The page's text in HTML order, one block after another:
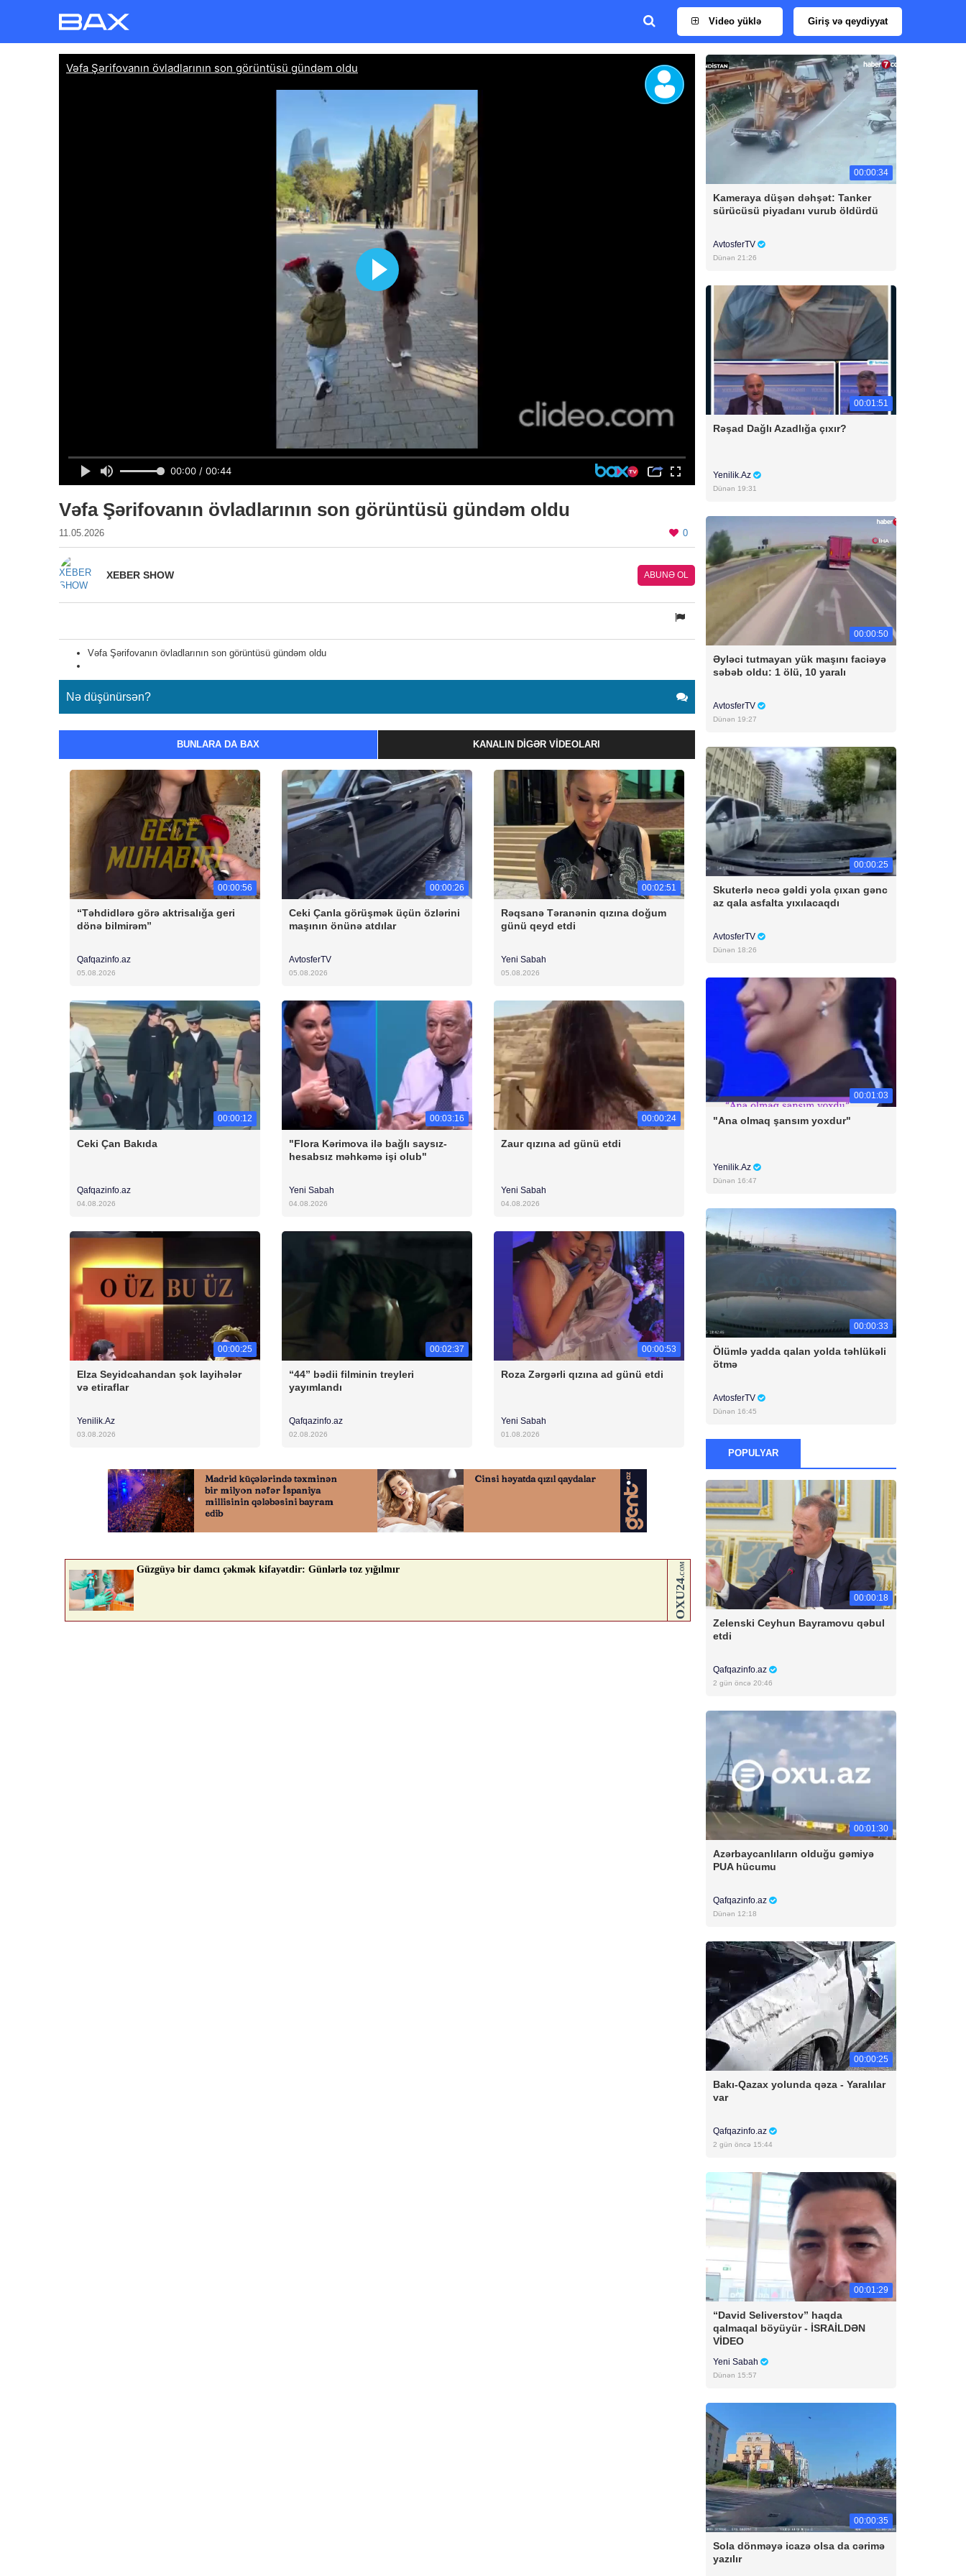
Video yüklə Giriş və qeydiyyat
Vəfa Şərifovanın övladlarının son görüntüsü gündəm oldu
11.05.2026 0
XEBER SHOW ABUNƏ OL
Vəfa Şərifovanın övladlarının son görüntüsü gündəm oldu
Nə düşünürsən?
BUNLARA DA BAX KANALIN DIGƏR VIDEOLARI
00:00:56
“Təhdidlərə görə aktrisalığa geri
dönə bilmirəm”
Qafqazinfo.az
05.08.2026
00:00:26
Ceki Çanla görüşmək üçün özlərini
maşının önünə atdılar
AvtosferTV
05.08.2026
00:02:51
Rəqsanə Təranənin qızına doğum
günü qeyd etdi
Yeni Sabah
05.08.2026
00:00:12
Ceki Çan Bakıda
Qafqazinfo.az
04.08.2026
00:03:16
"Flora Kərimova ilə bağlı saysız-
hesabsız məhkəmə işi olub"
Yeni Sabah
04.08.2026
00:00:24
Zaur qızına ad günü etdi
Yeni Sabah
04.08.2026
00:00:25
Elza Seyidcahandan şok layihələr
və etiraflar
Yenilik.Az
03.08.2026
00:02:37
“44” bədii filminin treyleri
yayımlandı
Qafqazinfo.az
02.08.2026
00:00:53
Roza Zərgərli qızına ad günü etdi
Yeni Sabah
01.08.2026
00:00:34
Kameraya düşən dəhşət: Tanker
sürücüsü piyadanı vurub öldürdü
AvtosferTV
Dünən 21:26
00:01:51
Rəşad Dağlı Azadlığa çıxır?
Yenilik.Az
Dünən 19:31
00:00:50
Əyləci tutmayan yük maşını faciəyə
səbəb oldu: 1 ölü, 10 yaralı
AvtosferTV
Dünən 19:27
00:00:25
Skuterlə necə gəldi yola çıxan gənc
az qala asfalta yıxılacaqdı
AvtosferTV
Dünən 18:26
00:01:03
"Ana olmaq şansım yoxdur"
Yenilik.Az
Dünən 16:47
00:00:33
Ölümlə yadda qalan yolda təhlükəli
ötmə
AvtosferTV
Dünən 16:45
POPULYAR
00:00:18
Zelenski Ceyhun Bayramovu qəbul
etdi
Qafqazinfo.az
2 gün öncə 20:46
00:01:30
Azərbaycanlıların olduğu gəmiyə
PUA hücumu
Qafqazinfo.az
Dünən 12:18
00:00:25
Bakı-Qazax yolunda qəza - Yaralılar
var
Qafqazinfo.az
2 gün öncə 15:44
00:01:29
“David Seliverstov” haqda
qalmaqal böyüyür - İSRAİLDƏN
VİDEO
Yeni Sabah
Dünən 15:57
00:00:35
Sola dönməyə icazə olsa da cərimə
yazılır